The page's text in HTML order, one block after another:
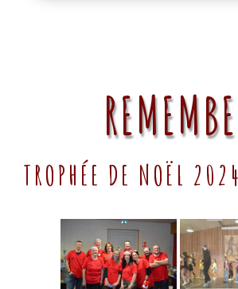
TROPHÉE DE NOËL